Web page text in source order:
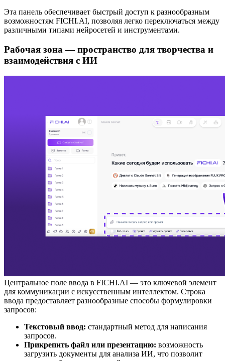
Эта панель обеспечивает быстрый доступ к разнообразным
возможностям FICHI.AI, позволяя легко переключаться между
различными типами нейросетей и инструментами.
Рабочая зона — пространство для творчества и
взаимодействия с ИИ
Центральное поле ввода в FICHI.AI — это ключевой элемент
для коммуникации с искусственным интеллектом. Строка
ввода предоставляет разнообразные способы формулировки
запросов:
Текстовый ввод: стандартный метод для написания
запросов.
Прикрепить файл или презентацию: возможность
загрузить документы для анализа ИИ, что позволит